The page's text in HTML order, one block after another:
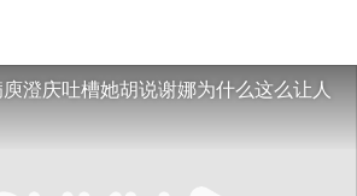
澄庆吐槽她胡说谢娜为什么这么让人